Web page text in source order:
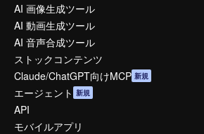
AI 画像生成ツール
AI 動画生成ツール
AI 音声合成ツール
ストックコンテンツ
Claude/ChatGPT向けMCP 新規
エージェント 新規
API
モバイルアプリ